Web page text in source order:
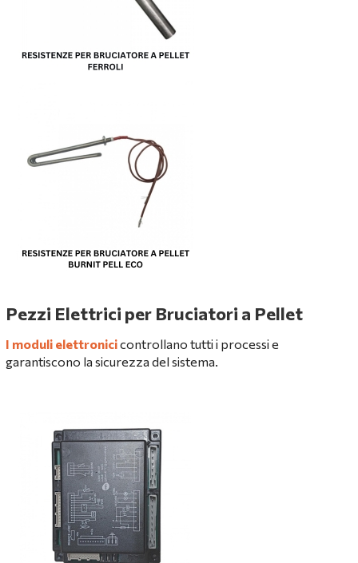
Pezzi Elettrici per Bruciatori a Pellet
I moduli elettronicicontrollano tutti i processi e
garantiscono la sicurezza del sistema.